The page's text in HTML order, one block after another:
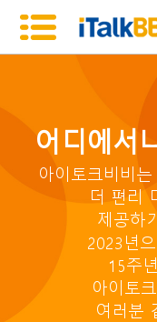
어디에서
아이토크비비
더 편리
제공하
2023년
15주
아이토
여러분